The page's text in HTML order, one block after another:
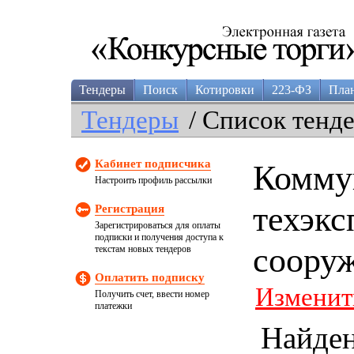
Тендеры Поиск Котировки 223-ФЗ
Тендеры / Список
Кабинет подписчика
Настроить профиль рассылки
Регистрация
Зарегистрироваться для оплаты
подписки и получения доступа к
текстам новых тендеров
Оплатить подписку
Получить счет, ввести номер
платежки